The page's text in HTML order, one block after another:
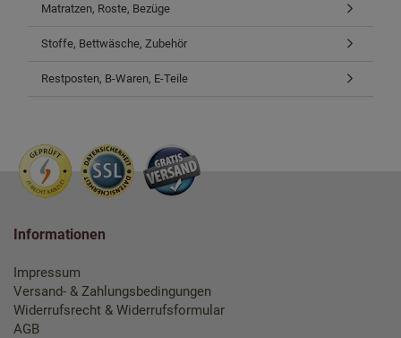
Matratzen, Roste, Bezüge
Stoffe, Bettwäsche, Zubehör
Restposten, B-Waren, E-Teile
Informationen
Impressum
Versand- & Zahlungsbedingungen
Widerrufsrecht & Widerrufsformular
AGB